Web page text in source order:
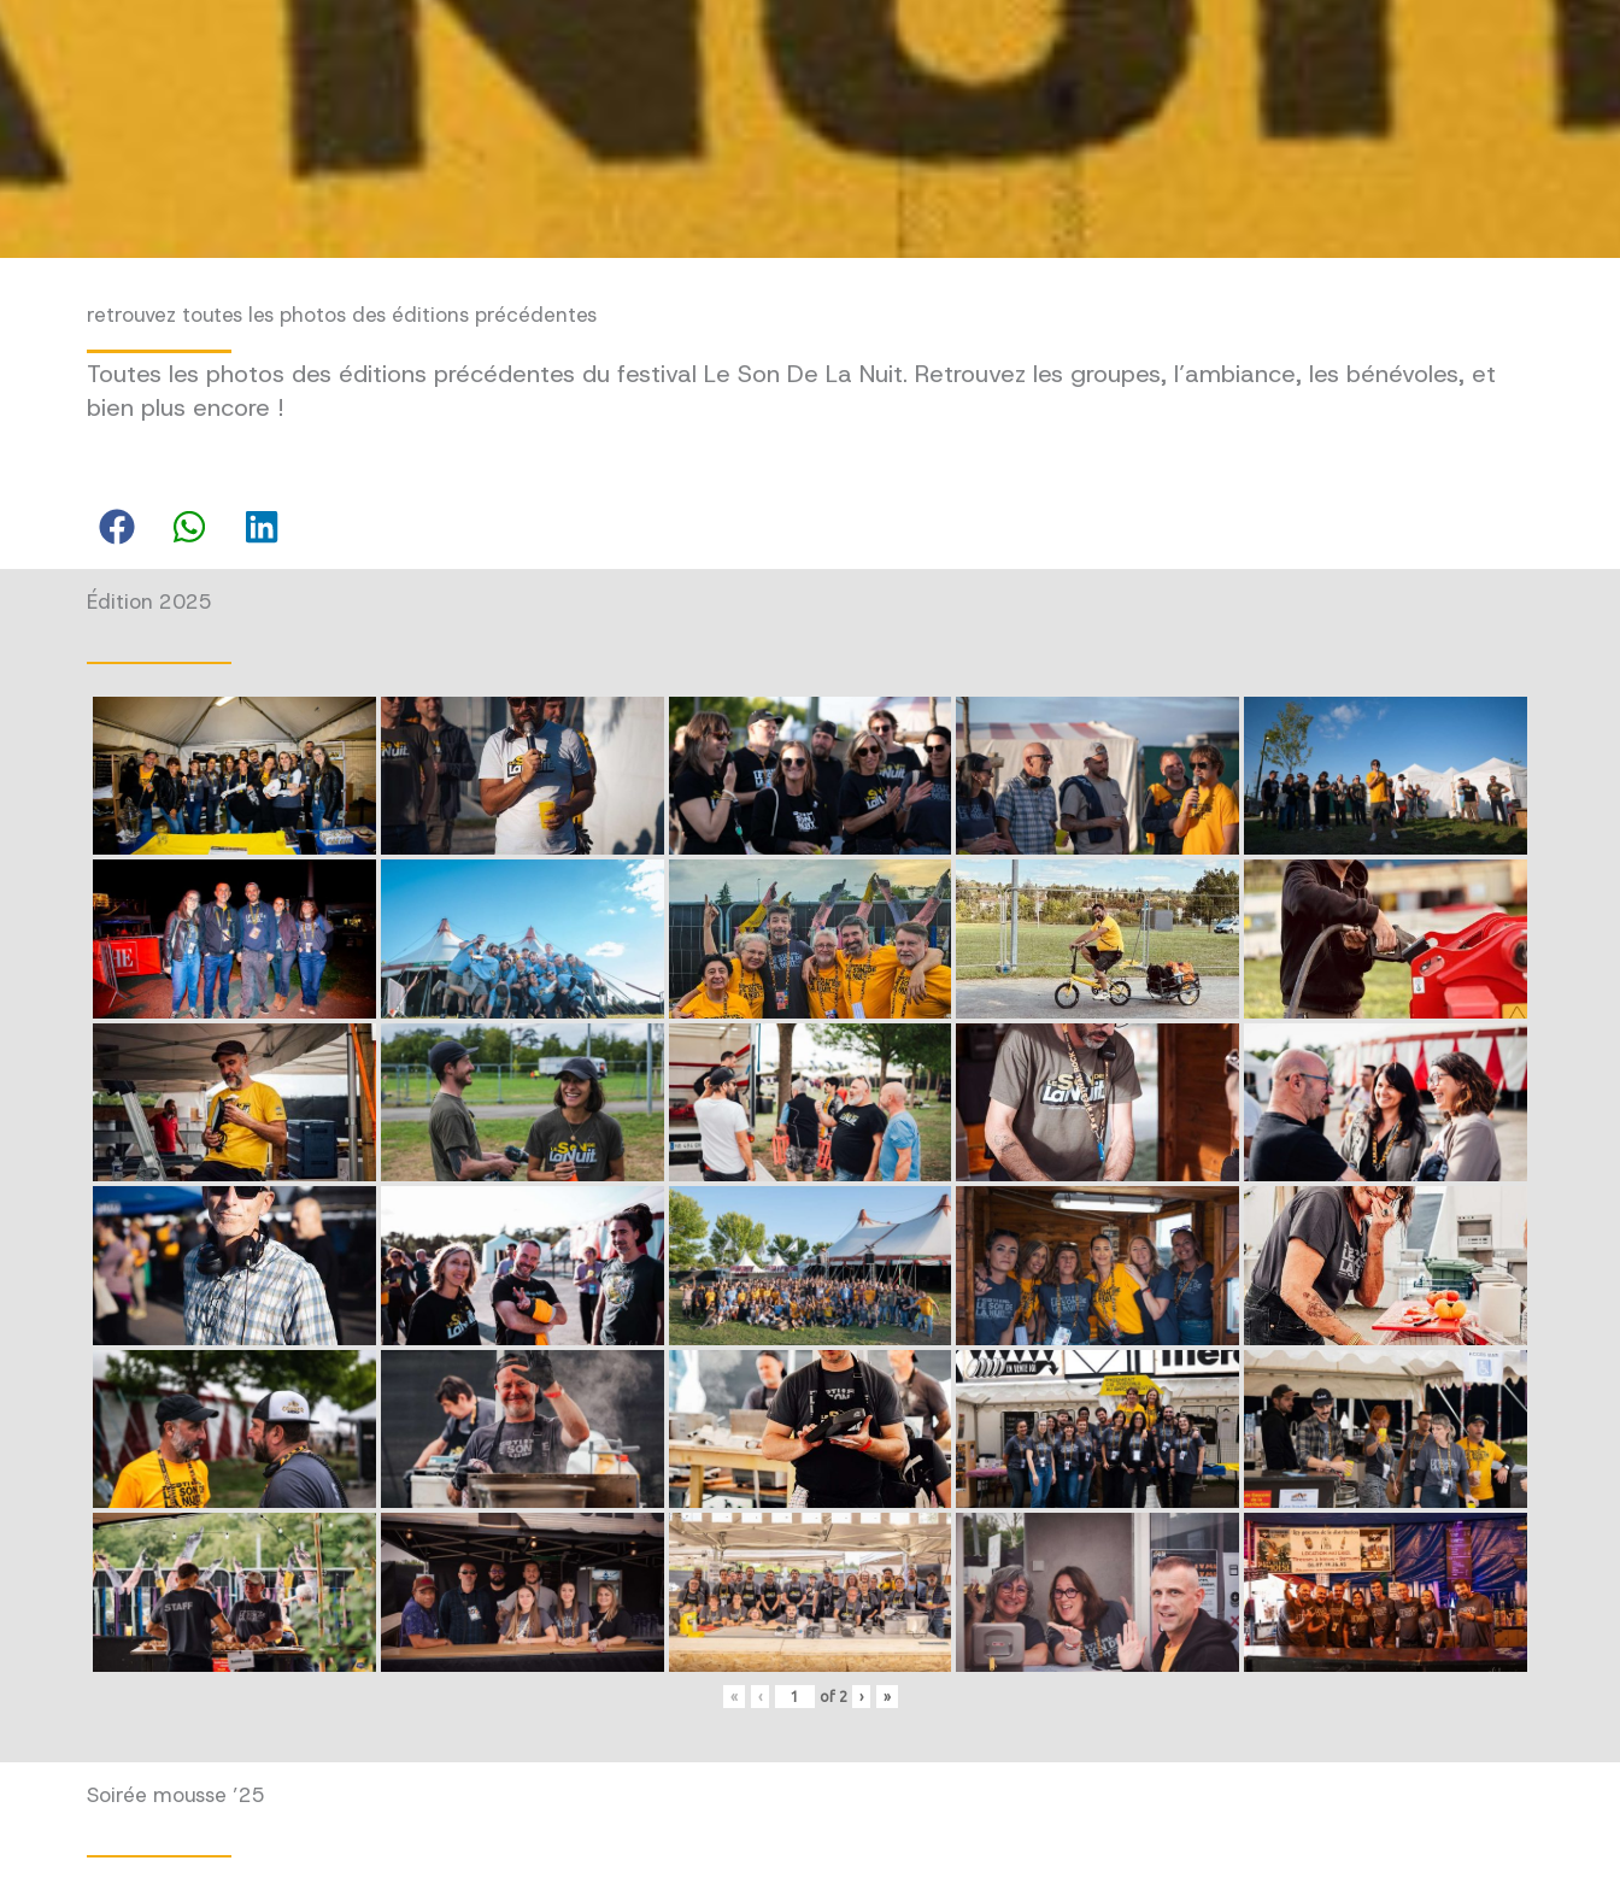
retrouvez toutes les photos des éditions précédentes
Toutes les photos des éditions précédentes du festival Le Son De La Nuit. Retrouvez les groupes, l’ambiance, les bénévoles, et
bien plus encore !
Édition 2025
« ‹ of 2 › »
Soirée mousse ’25